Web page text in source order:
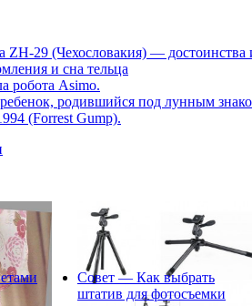
ZH-29 (Чехословакия) — достоинства
и сна тельца
робота Asimo.
родившийся под лунным
(Forrest Gump).
Совет — Как выбрать
штатив для фотосъемки